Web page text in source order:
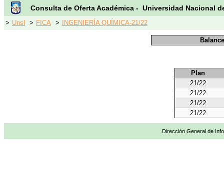
Consulta de Oferta Académica - Universidad Nacional
> Unsl > FICA > INGENIERÍA QUÍMICA-21/22
Plan
21/22
21/22
21/22
21/22
Dirección General de